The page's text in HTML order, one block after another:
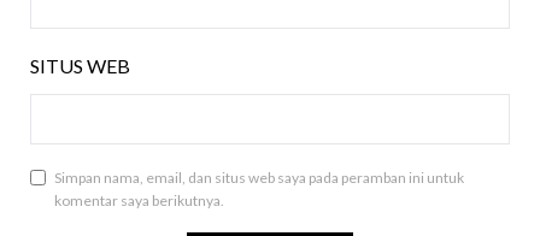
SITUS WEB
Simpan nama, email, dan situs web saya pada peramban ini untuk
komentar saya berikutnya.